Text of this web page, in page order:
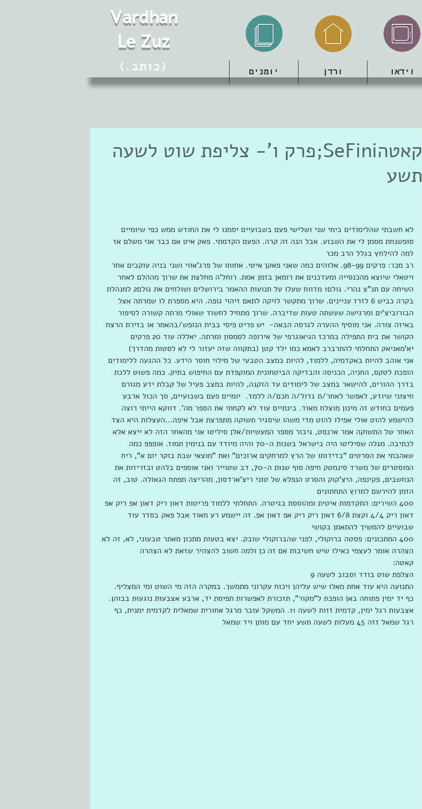
Vardhan
Le Zuz
(.כותב) וידאו ורדן יומנים
קאטהSeFini;פרק ו'- צליפת שוט לשעה
תשע
לא חשבתי שהלימודים בימי שני ושלישי פעם בשבועיים יסמנו לי את החודש ממש כפי שיומיים
סופשנחת מסמן לי את השבוע. אבל הנה זה קרה. הפעם הקדמתי. פאק איט אם כבר אני משלם אז
למה להילחץ בגלל הרב מכר
רב מכר: פרקים 98-99. אלוהים כמה שאני פאקן איטי. אחותו של פרג'אווי ושני בניה עוקבים אחר
ויטאלי שיוצא מהכנסייה ומעדכנים את רומאן בזמן אמת. רוחל'ה מחלצת את שרוך מההלם לאחר
השיחה עם תנ"צ נהרי. גולם1 מדווח שעלו על תנועות ההאמר בירושלים ושולחים את גולם2 למנהלת
בקרה כביש 6 לזרז עניינים. שרוך מתקשר לויקה לתאם זיהוי גופה. היא מספרת לו שמרתה אצל
הבורוביצ'ים ומרגישה שעשתה טעות שדיברה. שרוך מתחיל לחשוד שאולי מרתה קשורה לסיפור
באיזה צורה. אני מוסיף ההערה לגרסה הבאה-  יש פריט פיסי בבית הנופש/בהאמר או בזירת הרצח
הקושר את בית התפילה במרכז הגיאוגרפי של אירופה לסמסון ומרתה. יאללה עוד 20 פרקים
יא'מאניאק התחלתי להתרברב לאמא כמו ילד קטן (בתקווה שזה יעזור לי לא לסטות מהדרך)
אני אוהב להיות באקדמיה, ללמוד, להיות במצב הטבעי של מילוי חוסר הידע. כל ההגעה ללימודים
הופכת לטקס, החניה, הכניסה והבדיקה הביטחונית המוקפדת עם החיפוש בתיק. כמה פשוט ללכת
בדרך ההורים, להישאר במצב של לימודים עד הזקנה, להיות במצב פעיל של קבלת ידע מגורם
חיצוני שיודע, לאפשר לאחר/ת גדול/ה חכם/ה ללמד.  יומיים פעם בשבועיים, סך הכול ארבע
פעמים בחודש זה מינון מוצלח מאוד. בינתיים עוד לא לקחתי את הספר מה'. דווקא הייתי רוצה
להישמע להוט אולי אפילו להוט מדי משהו שיסגיר תשוקה מתפרצת אבל איפה...העצלות היא הצד
האחר של התשוקה אמר ארנסט, גיבור מספר המעשיות/אלן סיליטו אני מהאחר הזה לא ייצא אלא
לכתיבה. מגלה שסיליטו היה בישראל בשנות ה-70 והיה מיודד עם בנימין תמוז. אופפפ כמה
שאהבתי את הסרטים "בדידותו של הרץ למרחקים ארוכים" ואת "מוצאי שבת בוקר יום א", ריח
הפוסטרים של משרד סינמטק חיפה סוף שנות ה-70, דב שטוייר ואני אוספים בלהט ובזריזות את
הנחשבים, פקינפה, היצ'קוק והסרט הנפלא של טוני ריצ'ארדסון, מהריצה תפתח הגאולה. טוב, זה
הזמן להירשם למרוץ התחתונים
400 השירים: התקדמות איטית ומהוססת בגיטרה. התחלתי ללמוד פריטות דאון ריק דאון אפ ריק אפ
דאון ריק 4/4 וקצת 6/8 דאון ריק ריק אפ דאון אפ. זה יישמע רע מאוד אבל פאק בסדר עוד
שבועיים להמשיך להתאמן בקושי
400 המתכונים: פסטה ברוקולי, לפני שהברוקולי שובק. יצא בטעות מתכון מאתר טבעוני, לא, זה לא
הצהרה אומר לעצמי כאילו שיש חשיבות אם זה כן ולמה חשוב להצהיר שזאת לא הצהרה
קאטה:
הצלפת שוט בודד וסבוב לשעה 9
התנועה היא עוד אחת מאלו שיש עליהן ויכוח עקרוני מתמשך. במקרה הזה מי השוט ומי המצליף.
כף יד ימין פתוחה באן הופכת ל"מקור", תזכורת לאפשרות תפיסת יד, ארבע אצבעות נוגעות בבוהן.
אצבעות רגל ימין, קדמית זזות לשעה 11. המשקל עובר מרגל אחורית שמאלית לקדמית ימנית, כף
רגל שמאל זזה 45 מעלות לשעה תשע יחד עם מותן ויד שמאל